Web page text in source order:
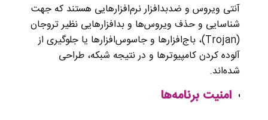
آنتی ویروس و ضدبدافزار نرم‌افزارهایی هستند که جهت
شناسایی و حذف ویروس‌ها و بدافزارهایی نظیر تروجان
(Trojan)، باج‌افزارها و جاسوس‌افزارها یا جلوگیری از
آلوده کردن کامپیوترها و در نتیجه شبکه، طراحی
شده‌اند.
امنیت برنامه‌‌ها